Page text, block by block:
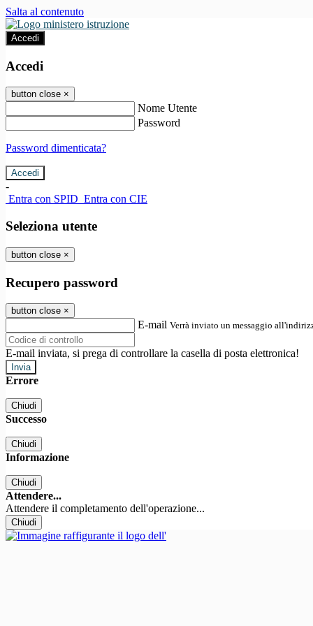
Salta al contenuto
Accedi
Accedi
button close ×
Nome Utente
Password
Password dimenticata?
-
Entra con SPID Entra con CIE
Seleziona utente
button close ×
Recupero password
button close ×
E-mail Verrà inviato un messaggio
E-mail inviata, si prega di controllare la casella di posta elettronica!
Errore
Chiudi
Successo
Chiudi
Informazione
Chiudi
Attendere...
Attendere il completamento dell'operazione...
Chiudi